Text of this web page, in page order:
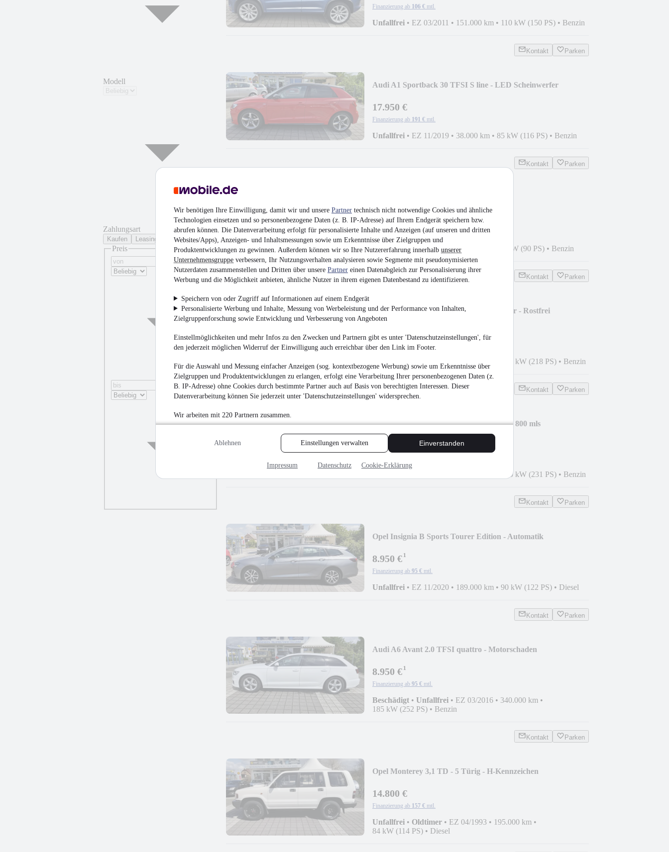
Wir benötigen Ihre Einwilligung, damit wir und unsere Partner technisch nicht notwendige Cookies und ähnliche
Technologien einsetzen und so personenbezogene Daten (z. B. IP-Adresse) auf Ihrem Endgerät speichern bzw.
abrufen können. Die Datenverarbeitung erfolgt für personalisierte Inhalte und Anzeigen (auf unseren und dritten
Websites/Apps), Anzeigen- und Inhaltsmessungen sowie um Erkenntnisse über Zielgruppen und
Produktentwicklungen zu gewinnen. Außerdem können wir so Ihre Nutzererfahrung innerhalb unserer
Unternehmensgruppe verbessern, Ihr Nutzungsverhalten analysieren sowie Segmente mit pseudonymisierten
Nutzerdaten zusammenstellen und Dritten über unsere Partner einen Datenabgleich zur Personalisierung ihrer
Werbung und die Möglichkeit anbieten, ähnliche Nutzer in ihrem eigenen Datenbestand zu identifizieren.
Speichern von oder Zugriff auf Informationen auf einem Endgerät
Personalisierte Werbung und Inhalte, Messung von Werbeleistung und der Performance von Inhalten,
Zielgruppenforschung sowie Entwicklung und Verbesserung von Angeboten
Einstellmöglichkeiten und mehr Infos zu den Zwecken und Partnern gibt es unter 'Datenschutzeinstellungen', für
den jederzeit möglichen Widerruf der Einwilligung auch erreichbar über den Link im Footer.
Für die Auswahl und Messung einfacher Anzeigen (sog. kontextbezogene Werbung) sowie um Erkenntnisse über
Zielgruppen und Produktentwicklungen zu erlangen, erfolgt eine Verarbeitung Ihrer personenbezogenen Daten (z.
B. IP-Adresse) ohne Cookies durch bestimmte Partner auch auf Basis von berechtigten Interessen. Dieser
Datenverarbeitung können Sie jederzeit unter 'Datenschutzeinstellungen' widersprechen.
Wir arbeiten mit 220 Partnern zusammen.
Ablehnen Einstellungen verwalten Einverstanden
Impressum Datenschutz Cookie-Erklärung
Modell
Zahlungsart
Kaufen Leasing
Preis
Finanzierung ab 106 € mtl.
Unfallfrei • EZ 03/2011 • 151.000 km • 110 kW (150 PS) • Benzin
Kontakt Parken
Audi A1 Sportback 30 TFSI S line - LED Scheinwerfer
17.950 €
Finanzierung ab 191 € mtl.
Unfallfrei • EZ 11/2019 • 38.000 km • 85 kW (116 PS) • Benzin
Kontakt Parken
9.650 €
Finanzierung ab 103 € mtl.
Unfallfrei• EZ 05/2019•73.500 km 66 kW (90 PS) • Benzin
Kontakt Parken
Mercedes-Benz SLK 320 - 6 Gang Schalter - Rostfrei
12.950 €
Finanzierung ab 138 € mtl.
160 kW (218 PS) • Benzin
Kontakt Parken
Mercedes-Benz 560 SL - H Zulassung - 92 800 mls
170 kW (231 PS) • Benzin
Kontakt Parken
Opel Insignia B Sports Tourer Edition - Automatik
8.950 €¹
Finanzierung ab 95 € mtl.
Unfallfrei • EZ 11/2020 • 189.000 km • 90 kW (122 PS) • Diesel
Kontakt Parken
Audi A6 Avant 2.0 TFSI quattro - Motorschaden
8.950 €¹
Finanzierung ab 95 € mtl.
Beschädigt • Unfallfrei • EZ 03/2016 • 340.000 km •
185 kW (252 PS) • Benzin
Kontakt Parken
Opel Monterey 3,1 TD - 5 Türig - H-Kennzeichen
14.800 €
Finanzierung ab 157 € mtl.
Unfallfrei • Oldtimer • EZ 04/1993 • 195.000 km •
84 kW (114 PS) • Diesel